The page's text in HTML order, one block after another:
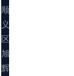
顺
义
区
旭
辉